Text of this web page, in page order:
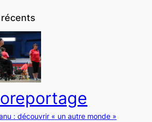
: découvrir « un autre monde »